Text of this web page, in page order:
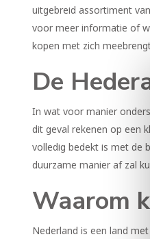
uitgebreid assortiment
voor meer informatie of
kopen met zich
De
In wat voor manier
dit geval rekenen op een
volledig bedekt is met de
duurzame manier af zal
Waarom
Nederland is een land